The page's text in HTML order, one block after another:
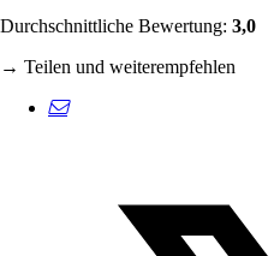
Durchschnittliche Bewertung: 3,0
→ Teilen und weiterempfehlen